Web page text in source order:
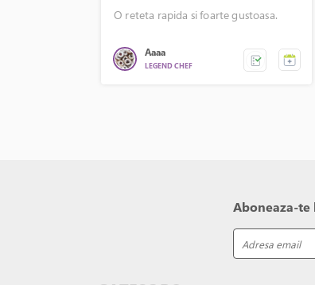
O reteta rapida si foarte gustoasa.
Aaaa
LEGEND CHEF
Aboneaza-te